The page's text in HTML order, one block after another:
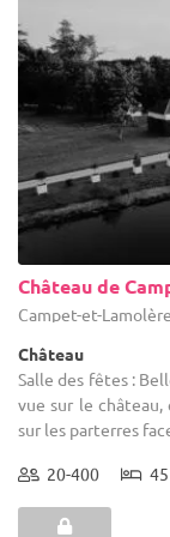
Château de
Campet-et-
Château
Salle des fêtes :
vue sur le
sur les parterres
20-400